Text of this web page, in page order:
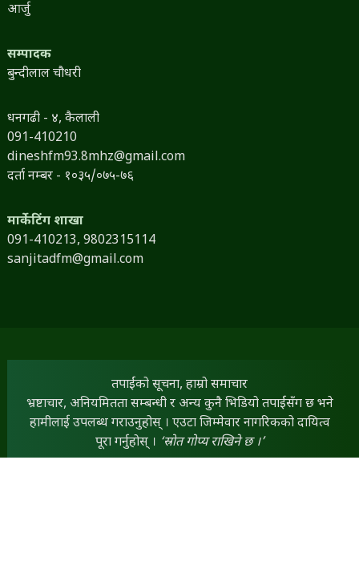
आर्जु
सम्पादक
बुन्दीलाल चौधरी
धनगढी - ४, कैलाली
091-410210
dineshfm93.8mhz@gmail.com
दर्ता नम्बर - १०३५/०७५-७६
मार्केटिंग शाखा
091-410213, 9802315114
sanjitadfm@gmail.com
तपाईंको सूचना, हाम्रो समाचार
भ्रष्टाचार, अनियमितता सम्बन्धी र अन्य कुनै भिडियो तपाईंसँग छ भने
हामीलाई उपलब्ध गराउनुहोस् । एउटा जिम्मेवार नागरिकको दायित्व
पूरा गर्नुहोस् । ‘स्रोत गोप्य राखिने छ ।’